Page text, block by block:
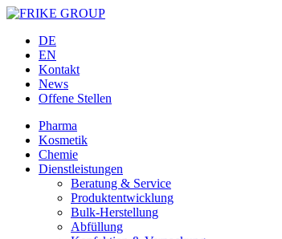
DE
EN
Kontakt
News
Offene Stellen
Pharma
Kosmetik
Chemie
Dienstleistungen
Beratung & Service
Produktentwicklung
Bulk-Herstellung
Abfüllung